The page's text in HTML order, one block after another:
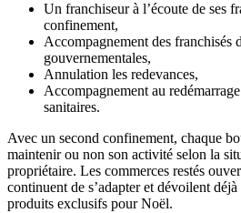
Un franchiseur à l’écoute de ses
confinement,
Accompagnement des franchisés
gouvernementales,
Annulation les redevances,
Accompagnement au
sanitaires.
Avec un second confinement, chaque
maintenir ou non son activité selon la
propriétaire. Les commerces restés
continuent de s’adapter et dévoilent
produits exclusifs pour Noël.